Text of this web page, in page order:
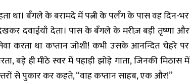
था। बँगले के बरामदे में पत्नी के पलँग के पास वह दिन-भर
दवाईयाँ देता। पास के बँगले के मरीज़ बड़ी तृष्णा और
करता था कप्तान जोशी! कभी उसके आनन्दित चेहरे पर
बड़े ही मीठे स्वर में पहाड़ी झोड़े गाता, जिनकी मिठास में
से पुकार कर कहते, “वाह कप्तान साहब, एक और!”